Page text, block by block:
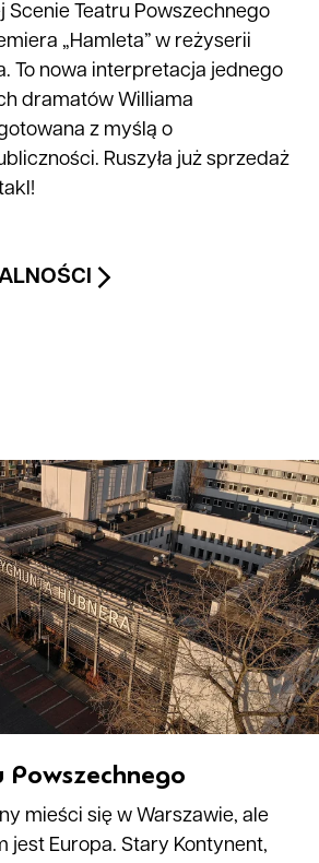
Scenie Teatru Powszechnego
„Hamleta” w reżyserii
To nowa interpretacja jednego
dramatów Williama
z myślą o
Ruszyła już sprzedaż
Powszechnego
mieści się w Warszawie, ale
jest Europa. Stary Kontynent,